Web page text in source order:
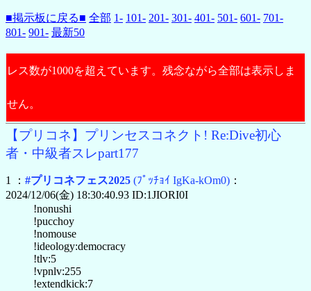
■掲示板に戻る■ 全部 1- 101- 201- 301- 401- 501- 601- 701-
801- 901- 最新50
レス数が1000を超えています。残念ながら全部は表示しま
せん。
【プリコネ】プリンセスコネクト! Re:Dive初心
者・中級者スレpart177
1 ： #プリコネフェス2025 (ﾌﾟｯﾁｮｲ IgKa-kOm0) ：
2024/12/06(金) 18:30:40.93 ID:1JIORI0I
!nonushi
!pucchoy
!nomouse
!ideology:democracy
!tlv:5
!vpnlv:255
!extendkick:7